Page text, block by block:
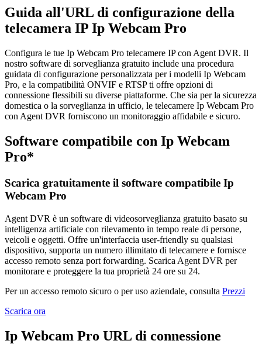
Guida all'URL di configurazione della
telecamera IP Ip Webcam Pro
Configura le tue Ip Webcam Pro telecamere IP con Agent DVR. Il
nostro software di sorveglianza gratuito include una procedura
guidata di configurazione personalizzata per i modelli Ip Webcam
Pro, e la compatibilità ONVIF e RTSP ti offre opzioni di
connessione flessibili su diverse piattaforme. Che sia per la sicurezza
domestica o la sorveglianza in ufficio, le telecamere Ip Webcam Pro
con Agent DVR forniscono un monitoraggio affidabile e sicuro.
Software compatibile con Ip Webcam
Pro*
Scarica gratuitamente il software compatibile Ip
Webcam Pro
Agent DVR è un software di videosorveglianza gratuito basato su
intelligenza artificiale con rilevamento in tempo reale di persone,
veicoli e oggetti. Offre un'interfaccia user-friendly su qualsiasi
dispositivo, supporta un numero illimitato di telecamere e fornisce
accesso remoto senza port forwarding. Scarica Agent DVR per
monitorare e proteggere la tua proprietà 24 ore su 24.
Per un accesso remoto sicuro o per uso aziendale, consulta Prezzi
Scarica ora
Ip Webcam Pro URL di connessione